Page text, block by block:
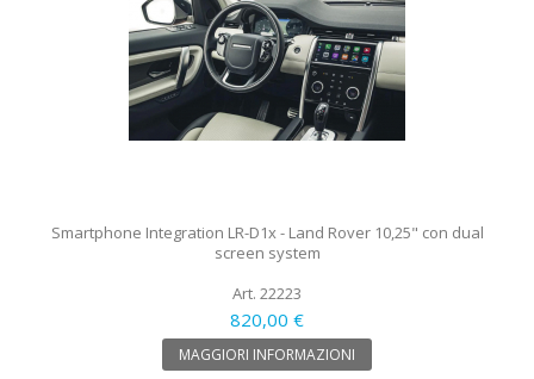
Smartphone Integration LR-D1x - Land Rover 10,25" con dual
screen system
Art. 22223
820,00 €
MAGGIORI INFORMAZIONI